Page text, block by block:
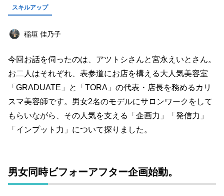
ライフハック エンターテインメント
教育 西島知宏 仕事道具 読書
キーワード一覧
スキルアップ
稲垣 佳乃子
今回お話を伺ったのは、アツトシさんと宮永えいとさん。
お二人はそれぞれ、表参道にお店を構える大人気美容室
「GRADUATE」と「TORA」の代表・店長を務めるカリ
スマ美容師です。男女2名のモデルにサロンワークをして
もらいながら、その人気を支える「企画力」「発信力」
「インプット力」について探りました。
男女同時ビフォーアフター企画始動。